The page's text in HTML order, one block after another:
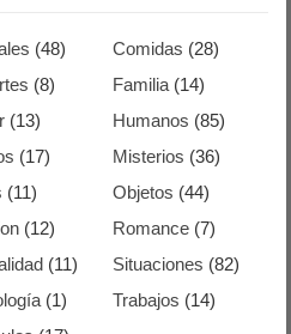
(48) Comidas (28)
(8) Familia(14)
(13) Humanos (85)
(17) Misterios (36)
(11) Objetos (44)
(12) Romance(7)
(11) Situaciones (82)
(1) Trabajos (14)